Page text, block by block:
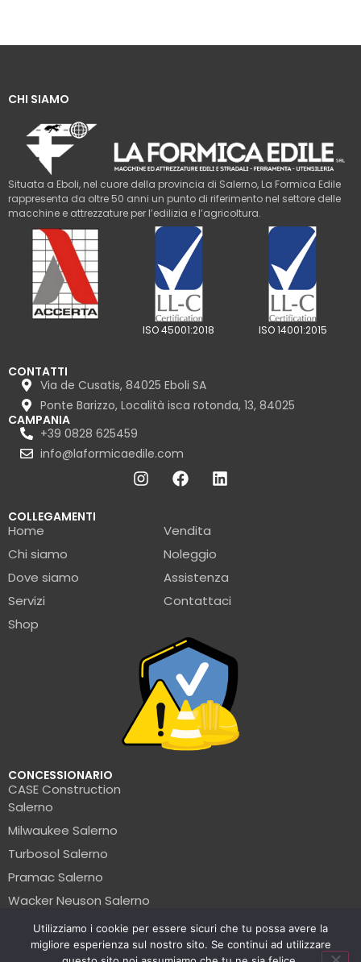
CHI SIAMO
Situata a Eboli, nel cuore della provincia di Salerno, La Formica Edile
rappresenta da oltre 50 anni un punto di riferimento nel settore delle
macchine e attrezzature per l’edilizia e l’agricoltura.
ISO 45001:2018 ISO 14001:2015
CONTATTI
Via de Cusatis, 84025 Eboli SA
Ponte Barizzo, Località isca rotonda, 13, 84025
CAMPANIA
+39 0828 625459
info@laformicaedile.com
COLLEGAMENTI
Home
Chi siamo
Dove siamo
Servizi
Shop
Vendita
Noleggio
Assistenza
Contattaci
CONCESSIONARIO
CASE Construction
Salerno
Milwaukee Salerno
Turbosol Salerno
Pramac Salerno
Wacker Neuson Salerno
Clark Salerno
© La Formica Edile | P.IVA: 05456560654 | 2025
Utilizziamo i cookie per essere sicuri che tu possa avere la
migliore esperienza sul nostro sito. Se continui ad utilizzare